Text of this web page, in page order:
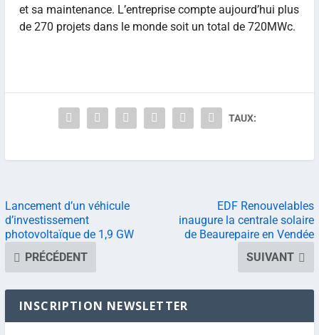
et sa maintenance. L’entreprise compte aujourd’hui plus
de 270 projets dans le monde soit un total de 720MWc.
TAUX:
Lancement d’un véhicule
d’investissement
photovoltaïque de 1,9 GW
PRÉCÉDENT
EDF Renouvelables
inaugure la centrale solaire
de Beaurepaire en Vendée
SUIVANT
INSCRIPTION NEWSLETTER